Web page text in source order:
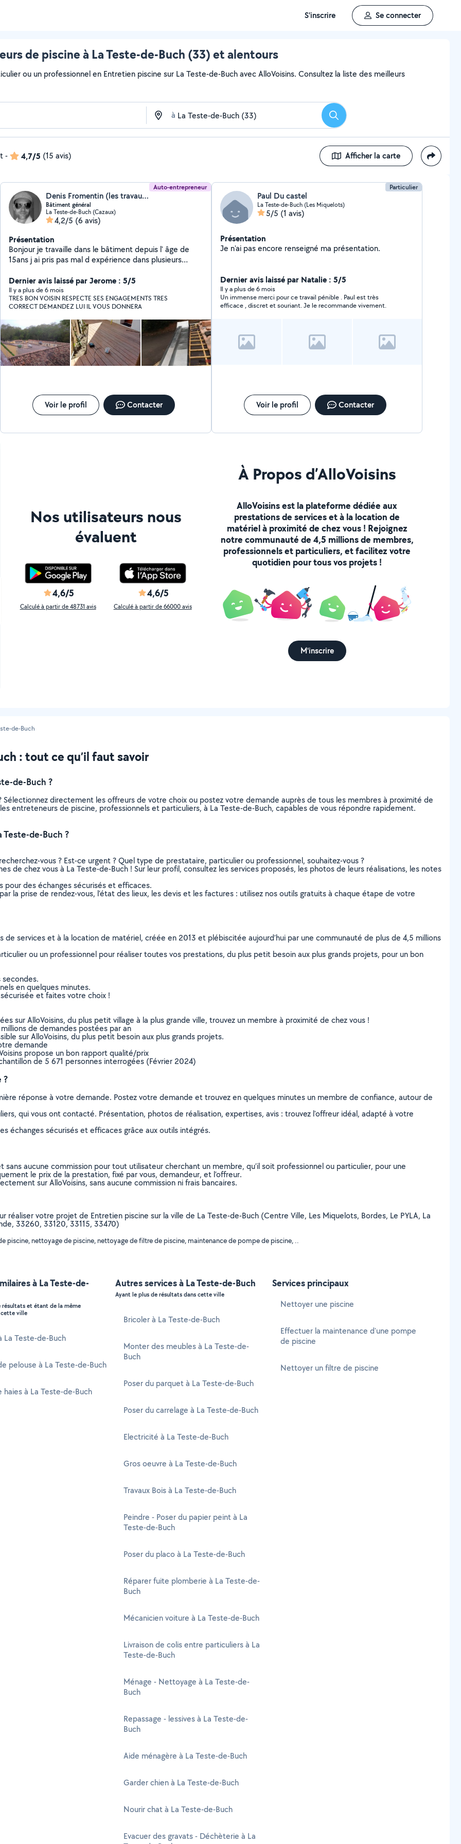
S'inscrire Se connecter
de piscine à La Teste-de-Buch (33) et alentours
ou un professionnel en Entretien piscine sur La Teste-de-Buch avec AlloVoisins. Consultez la liste des meilleurs
à Rechercher
- 4,7/5 (15 avis) Afficher la carte
Auto-entrepreneur
Denis Fromentin (les travaux du bassin)
Bâtiment général
La Teste-de-Buch (Cazaux)
4,2/5 (6 avis)
Présentation
Bonjour je travaille dans le bâtiment depuis l' âge de
15ans j ai pris pas mal d expérience dans plusieurs
couverture zinguerie charpente bardages terrasse bois
je travaille avec un collègue qui lui est spécialisée dans l
électricité le placoplâtre j aime le travail soigner je suis
à votre disposition pour des conseils ou travaux n
hésiter pas !
Dernier avis laissé par Jerome : 5/5
Il y a plus de 6 mois
TRES BON VOISIN RESPECTE SES ENGAGEMENTS TRES
CORRECT DEMANDEZ LUI IL VOUS DONNERA
Voir le profil Contacter
Particulier
Paul Du castel
La Teste-de-Buch (Les Miquelots)
5/5 (1 avis)
Présentation
Je n'ai pas encore renseigné ma présentation.
Dernier avis laissé par Natalie : 5/5
Il y a plus de 6 mois
Un immense merci pour ce travail pénible . Paul est très
efficace , discret et souriant. Je le recommande vivement.
Voir le profil Contacter
Nos utilisateurs nous
évaluent
4,6/5
Calculé à partir de 48731 avis
4,6/5
Calculé à partir de 66000 avis
À Propos d’AlloVoisins
AlloVoisins est la plateforme dédiée aux
prestations de services et à la location de
matériel à proximité de chez vous ! Rejoignez
notre communauté de 4,5 millions de membres,
professionnels et particuliers, et facilitez votre
quotidien pour tous vos projets !
M'inscrire
de-Buch
: tout ce qu’il faut savoir
de-Buch ?
Sélectionnez directement les offreurs de votre choix ou postez votre demande auprès de tous les membres à proximité de
entreteneurs de piscine, professionnels et particuliers, à La Teste-de-Buch, capables de vous répondre rapidement.
de-Buch ?
vous ? Est-ce urgent ? Quel type de prestataire, particulier ou professionnel, souhaitez-vous ?
de chez vous à La Teste-de-Buch ! Sur leur profil, consultez les services proposés, les photos de leurs réalisations, les notes
pour des échanges sécurisés et efficaces.
la prise de rendez-vous, l’état des lieux, les devis et les factures : utilisez nos outils gratuits à chaque étape de votre
de services et à la location de matériel, créée en 2013 et plébiscitée aujourd’hui par une communauté de plus de 4,5 millions
ou un professionnel pour réaliser toutes vos prestations, du plus petit besoin aux plus grands projets, pour un bon
secondes.
en quelques minutes.
et faites votre choix !
sur AlloVoisins, du plus petit village à la plus grande ville, trouvez un membre à proximité de chez vous !
de demandes postées par an
sur AlloVoisins, du plus petit besoin aux plus grands projets.
demande
propose un bon rapport qualité/prix
de 5 671 personnes interrogées (Février 2024)
?
réponse à votre demande. Postez votre demande et trouvez en quelques minutes un membre de confiance, autour de
qui vous ont contacté. Présentation, photos de réalisation, expertises, avis : trouvez l'offreur idéal, adapté à votre
échanges sécurisés et efficaces grâce aux outils intégrés.
aucune commission pour tout utilisateur cherchant un membre, qu’il soit professionnel ou particulier, pour une
le prix de la prestation, fixé par vous, demandeur, et l’offreur.
sur AlloVoisins, sans aucune commission ni frais bancaires.
réaliser votre projet de Entretien piscine sur la ville de La Teste-de-Buch (Centre Ville, Les Miquelots, Bordes, Le PYLA, La
33260, 33120, 33115, 33470)
piscine, nettoyage de piscine, nettoyage de filtre de piscine, maintenance de pompe de piscine, ..
à La Teste-de-
résultats et étant de la même
ville
La Teste-de-Buch
pelouse à La Teste-de-Buch
haies à La Teste-de-Buch
Autres services à La Teste-de-Buch
Ayant le plus de résultats dans cette ville
Bricoler à La Teste-de-Buch
Monter des meubles à La Teste-de-
Buch
Poser du parquet à La Teste-de-Buch
Poser du carrelage à La Teste-de-Buch
Electricité à La Teste-de-Buch
Gros oeuvre à La Teste-de-Buch
Travaux Bois à La Teste-de-Buch
Peindre - Poser du papier peint à La
Teste-de-Buch
Poser du placo à La Teste-de-Buch
Réparer fuite plomberie à La Teste-de-
Buch
Mécanicien voiture à La Teste-de-Buch
Livraison de colis entre particuliers à La
Teste-de-Buch
Ménage - Nettoyage à La Teste-de-
Buch
Repassage - lessives à La Teste-de-
Buch
Aide ménagère à La Teste-de-Buch
Garder chien à La Teste-de-Buch
Nourir chat à La Teste-de-Buch
Evacuer des gravats - Déchèterie à La
Services principaux
Nettoyer une piscine
Effectuer la maintenance d'une pompe
de piscine
Nettoyer un filtre de piscine